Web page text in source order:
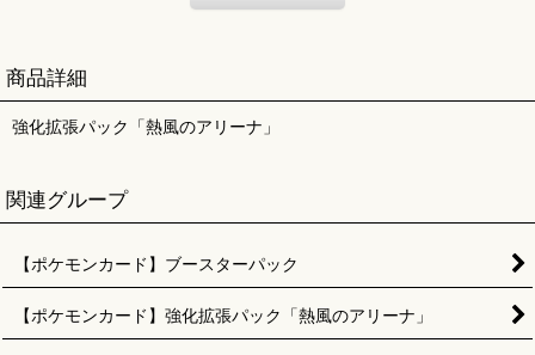
商品詳細
強化拡張パック「熱風のアリーナ」
関連グループ
【ポケモンカード】ブースターパック
【ポケモンカード】強化拡張パック「熱風のアリーナ」